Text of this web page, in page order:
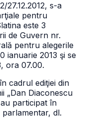
27.12.2012, s-a
pentru
este 3
de Guvern nr.
pentru alegerile
ianuarie 2013 şi se
ora 07.00.
cadrul ediţiei din
„Dan Diaconescu
participat în
dl.